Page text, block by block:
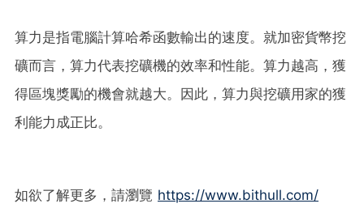
算力是指電腦計算哈希函數輸出的速度。就加密貨幣挖
礦而言，算力代表挖礦機的效率和性能。算力越高，獲
得區塊獎勵的機會就越大。因此，算力與挖礦用家的獲
利能力成正比。
如欲了解更多，請瀏覽 https://www.bithull.com/